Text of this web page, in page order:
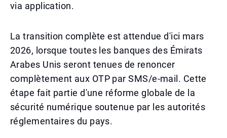
via application.
La transition complète est attendue d'ici mars
2026, lorsque toutes les banques des Émirats
Arabes Unis seront tenues de renoncer
complètement aux OTP par SMS/e-mail. Cette
étape fait partie d'une réforme globale de la
sécurité numérique soutenue par les autorités
réglementaires du pays.